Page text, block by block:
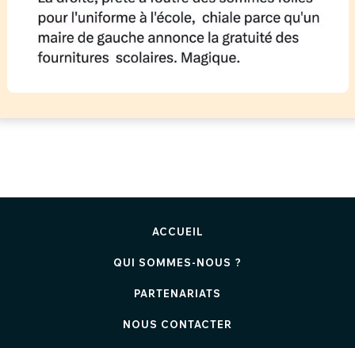
ACCUEIL
QUI SOMMES-NOUS ?
PARTENARIATS
NOUS CONTACTER